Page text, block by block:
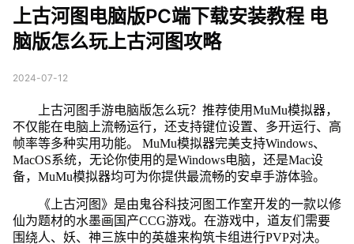
上古河图电脑版PC端下载安装教程 电
脑版怎么玩上古河图攻略
2024-07-12
上古河图手游电脑版怎么玩？推荐使用MuMu模拟器，
不仅能在电脑上流畅运行，还支持键位设置、多开运行、高
帧率等多种实用功能。 MuMu模拟器完美支持Windows、
MacOS系统，无论你使用的是Windows电脑，还是Mac设
备，MuMu模拟器均可为你提供最流畅的安卓手游体验。
《上古河图》是由鬼谷科技河图工作室开发的一款以修
仙为题材的水墨画国产CCG游戏。在游戏中，道友们需要
围绕人、妖、神三族中的英雄来构筑卡组进行PVP对决。